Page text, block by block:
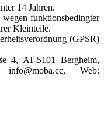
14 Jahren.
funktionsbedingter
Kleinteile.
(GPSR)
4, AT-5101 Bergheim,
Web: